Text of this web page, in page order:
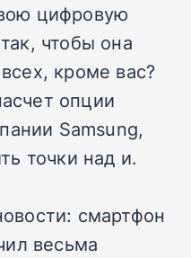
цифровую
чтобы она
кроме вас?
опции
Samsung,
точки над и.
смартфон
весьма